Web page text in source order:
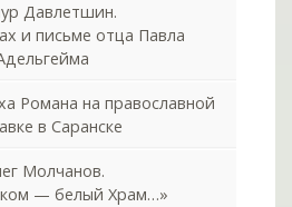
Давлетшин.
и письме отца Павла
Романа на православной
в Саранске
Молчанов.
— белый Храм…»